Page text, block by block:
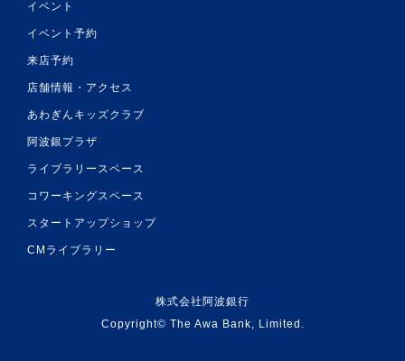
イベント
イベント予約
来店予約
店舗情報・アクセス
あわぎんキッズクラブ
阿波銀プラザ
ライブラリースペース
コワーキングスペース
スタートアップショップ
CMライブラリー
株式会社阿波銀行
Copyright© The Awa Bank, Limited.